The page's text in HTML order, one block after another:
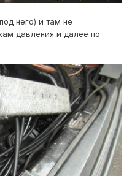
него) и там не
давления и далее по